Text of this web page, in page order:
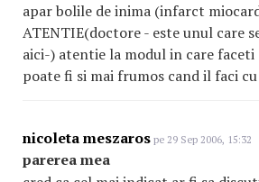
apar bolile de inima (infarct
ATENTIE(doctore - este unul care
aici-) atentie la modul in care faceti
poate fi si mai frumos cand il faci
nicoleta meszaros pe 29 Sep 2006, 15:32
parerea mea